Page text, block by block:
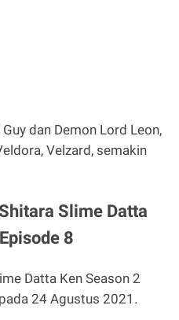
dan Demon Lord Leon,
Velzard, semakin
Slime Datta
8
Datta Ken Season 2
24 Agustus 2021.